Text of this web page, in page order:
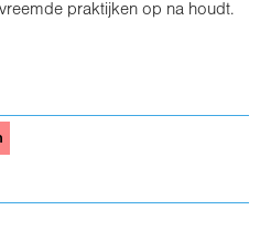
praktijken op na houdt.